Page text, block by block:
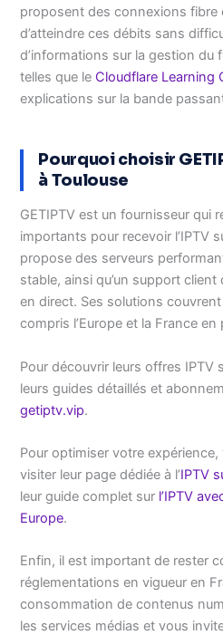
proposent des connexions fibre
d’atteindre ces débits sans
d’informations sur la gestion du
telles que le Cloudflare Learning
explications sur la bande
Pourquoi choisir
à Toulouse
GETIPTV est un fournisseur qui
importants pour recevoir l’IPTV
propose des serveurs
stable, ainsi qu’un support
en direct. Ses solutions
compris l’Europe et la France en
Pour découvrir leurs offres IPTV
leurs guides détaillés et
getiptv.vip.
Pour optimiser votre
visiter leur page dédiée à l’IPTV
leur guide complet sur l’IPTV
Europe.
Enfin, il est important de rester
réglementations en vigueur en
consommation de contenus
les services médias et vous